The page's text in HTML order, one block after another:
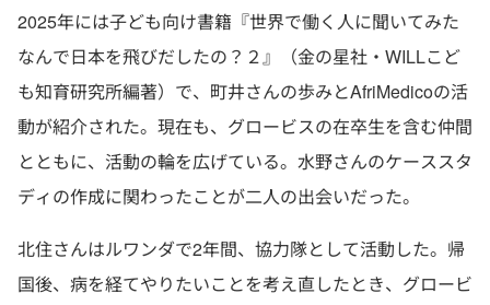
2025年には子ども向け書籍『世界で働く人に聞いてみた
なんで日本を飛びだしたの？２』（金の星社・WILLこど
も知育研究所編著）で、町井さんの歩みとAfriMedicoの活
動が紹介された。現在も、グロービスの在卒生を含む仲間
とともに、活動の輪を広げている。水野さんのケーススタ
ディの作成に関わったことが二人の出会いだった。
北住さんはルワンダで2年間、協力隊として活動した。帰
国後、病を経てやりたいことを考え直したとき、グロービ